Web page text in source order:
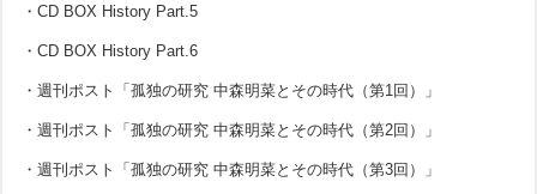
・CD BOX History Part.5
・CD BOX History Part.6
・週刊ポスト「孤独の研究 中森明菜とその時代（第1回）」
・週刊ポスト「孤独の研究 中森明菜とその時代（第2回）」
・週刊ポスト「孤独の研究 中森明菜とその時代（第3回）」